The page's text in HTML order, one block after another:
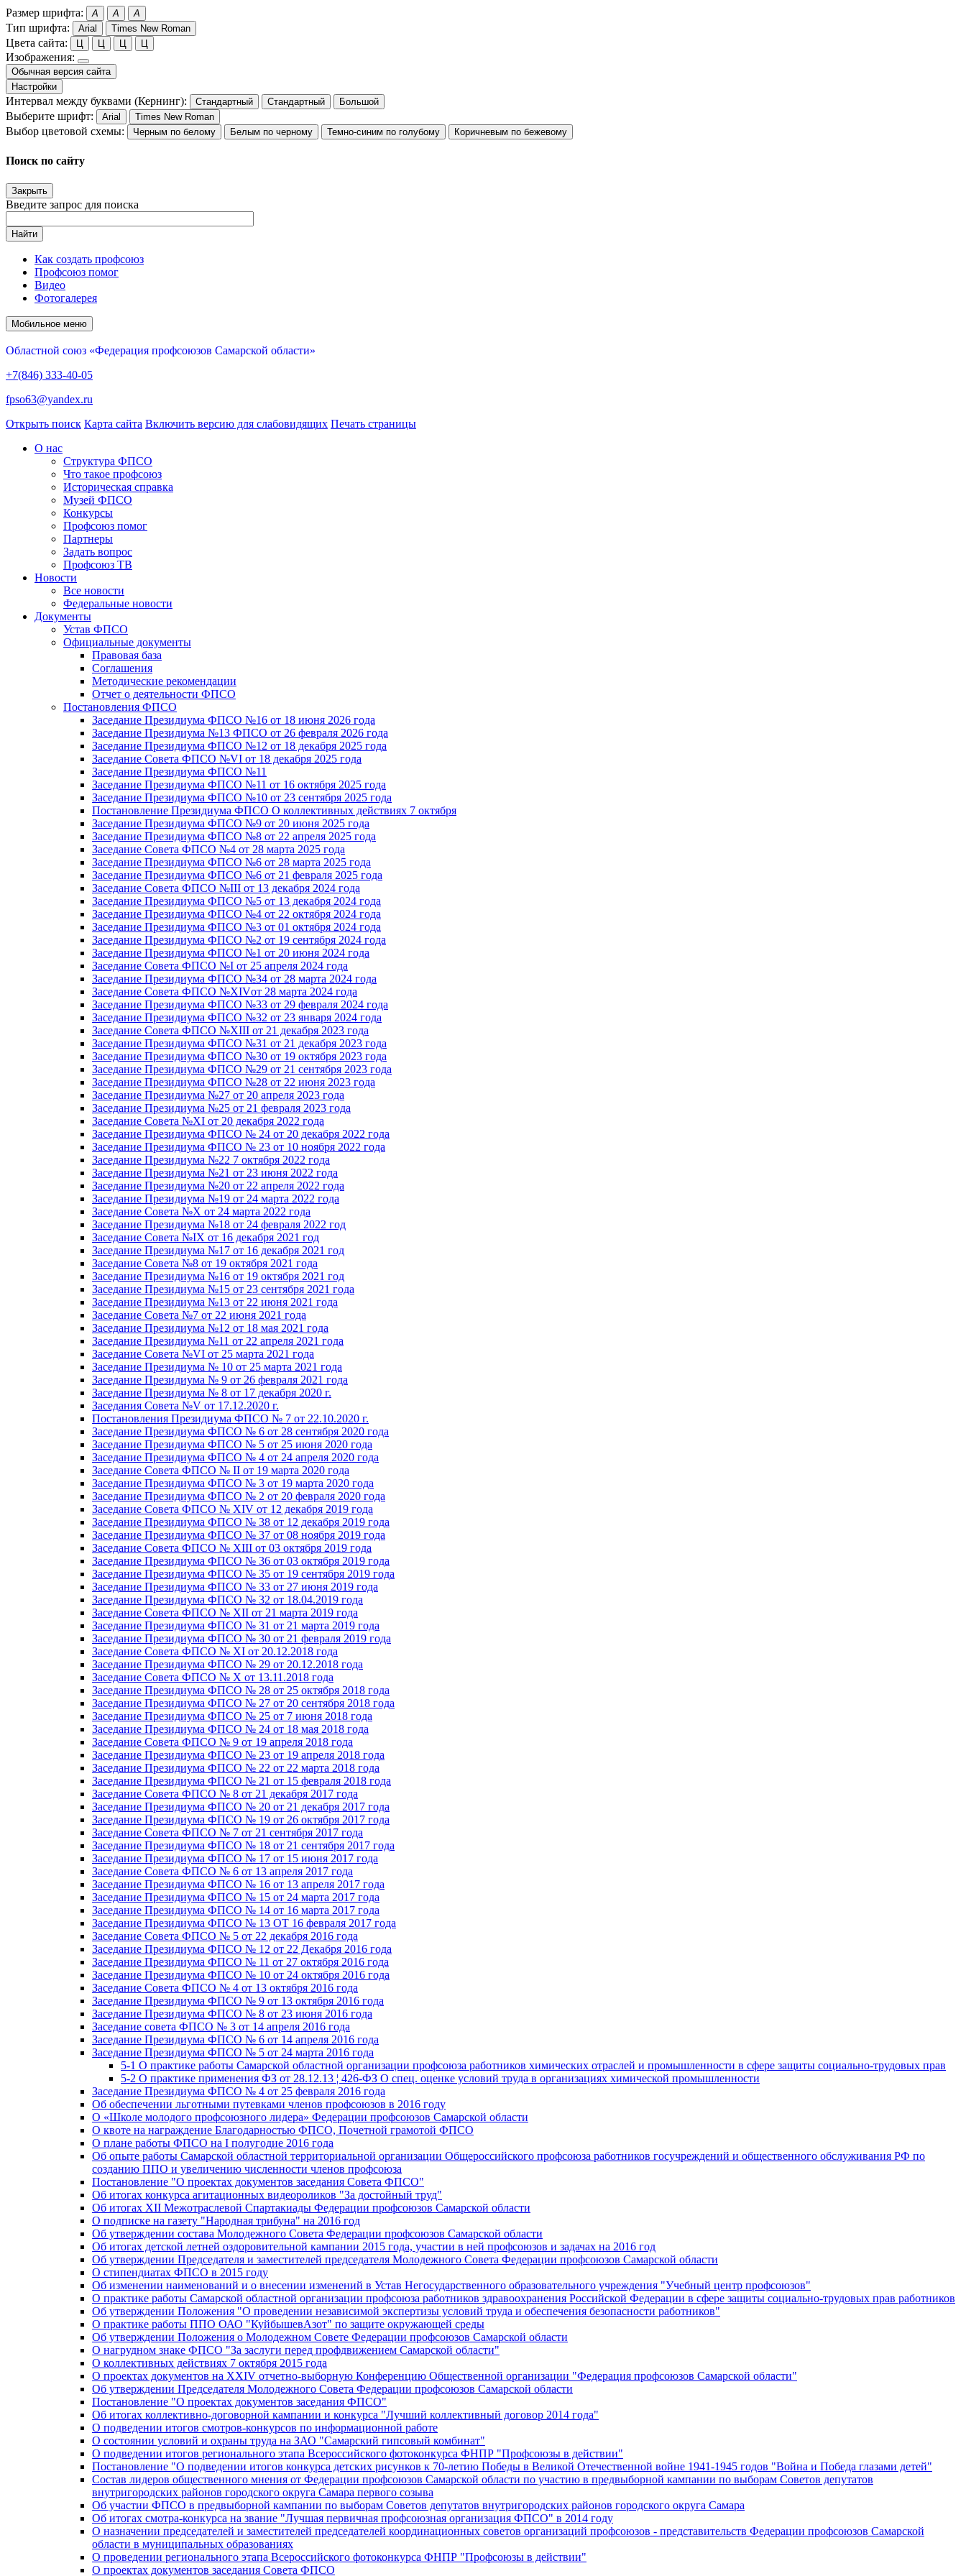
Размер шрифта: A A A
Тип шрифта: Arial Times New Roman
Цвета сайта: Ц Ц Ц Ц
Изображения:
Обычная версия сайта
Настройки
Интервал между буквами (Кернинг): Стандартный Стандартный Большой
Выберите шрифт: Arial Times New Roman
Выбор цветовой схемы: Черным по белому Белым по черному Темно-синим по голубому Коричневым по бежевому
Поиск по сайту
Закрыть
Введите запрос для поиска
Найти
Как создать профсоюз
Профсоюз помог
Видео
Фотогалерея
Мобильное меню
Областной союз «Федерация профсоюзов Самарской области»
+7(846) 333-40-05
fpso63@yandex.ru
Открыть поиск Карта сайта Включить версию для слабовидящих Печать страницы
О нас
Структура ФПСО
Что такое профсоюз
Историческая справка
Музей ФПСО
Конкурсы
Профсоюз помог
Партнеры
Задать вопрос
Профсоюз ТВ
Новости
Все новости
Федеральные новости
Документы
Устав ФПСО
Официальные документы
Правовая база
Соглашения
Методические рекомендации
Отчет о деятельности ФПСО
Постановления ФПСО
Заседание Президиума ФПСО №16 от 18 июня 2026 года
Заседание Президиума №13 ФПСО от 26 февраля 2026 года
Заседание Президиума ФПСО №12 от 18 декабря 2025 года
Заседание Совета ФПСО №VI от 18 декабря 2025 года
Заседание Президиума ФПСО №11
Заседание Президиума ФПСО №11 от 16 октября 2025 года
Заседание Президиума ФПСО №10 от 23 сентября 2025 года
Постановление Президиума ФПСО О коллективных действиях 7 октября
Заседание Президиума ФПСО №9 от 20 июня 2025 года
Заседание Президиума ФПСО №8 от 22 апреля 2025 года
Заседание Совета ФПСО №4 от 28 марта 2025 года
Заседание Президиума ФПСО №6 от 28 марта 2025 года
Заседание Президиума ФПСО №6 от 21 февраля 2025 года
Заседание Совета ФПСО №III от 13 декабря 2024 года
Заседание Президиума ФПСО №5 от 13 декабря 2024 года
Заседание Президиума ФПСО №4 от 22 октября 2024 года
Заседание Президиума ФПСО №3 от 01 октября 2024 года
Заседание Президиума ФПСО №2 от 19 сентября 2024 года
Заседание Президиума ФПСО №1 от 20 июня 2024 года
Заседание Совета ФПСО №I от 25 апреля 2024 года
Заседание Президиума ФПСО №34 от 28 марта 2024 года
Заседание Совета ФПСО №XIVот 28 марта 2024 года
Заседание Президиума ФПСО №33 от 29 февраля 2024 года
Заседание Президиума ФПСО №32 от 23 января 2024 года
Заседание Совета ФПСО №XIII от 21 декабря 2023 года
Заседание Президиума ФПСО №31 от 21 декабря 2023 года
Заседание Президиума ФПСО №30 от 19 октября 2023 года
Заседание Президиума ФПСО №29 от 21 сентября 2023 года
Заседание Президиума ФПСО №28 от 22 июня 2023 года
Заседание Президиума №27 от 20 апреля 2023 года
Заседание Президиума №25 от 21 февраля 2023 года
Заседание Совета №XI от 20 декабря 2022 года
Заседание Президиума ФПСО № 24 от 20 декабря 2022 года
Заседание Президиума ФПСО № 23 от 10 ноября 2022 года
Заседание Президиума №22 7 октября 2022 года
Заседание Президиума №21 от 23 июня 2022 года
Заседание Президиума №20 от 22 апреля 2022 года
Заседание Президиума №19 от 24 марта 2022 года
Заседание Совета №X от 24 марта 2022 года
Заседание Президиума №18 от 24 февраля 2022 год
Заседание Совета №IX от 16 декабря 2021 год
Заседание Президиума №17 от 16 декабря 2021 год
Заседание Совета №8 от 19 октября 2021 года
Заседание Президиума №16 от 19 октября 2021 год
Заседание Президиума №15 от 23 сентября 2021 года
Заседание Президиума №13 от 22 июня 2021 года
Заседание Совета №7 от 22 июня 2021 года
Заседание Президиума №12 от 18 мая 2021 года
Заседание Президиума №11 от 22 апреля 2021 года
Заседание Совета №VI от 25 марта 2021 года
Заседание Президиума № 10 от 25 марта 2021 года
Заседание Президиума № 9 от 26 февраля 2021 года
Заседание Президиума № 8 от 17 декабря 2020 г.
Заседания Совета №V от 17.12.2020 г.
Постановления Президиума ФПСО № 7 от 22.10.2020 г.
Заседание Президиума ФПСО № 6 от 28 сентября 2020 года
Заседание Президиума ФПСО № 5 от 25 июня 2020 года
Заседание Президиума ФПСО № 4 от 24 апреля 2020 года
Заседание Совета ФПСО № II от 19 марта 2020 года
Заседание Президиума ФПСО № 3 от 19 марта 2020 года
Заседание Президиума ФПСО № 2 от 20 февраля 2020 года
Заседание Совета ФПСО № XIV от 12 декабря 2019 года
Заседание Президиума ФПСО № 38 от 12 декабря 2019 года
Заседание Президиума ФПСО № 37 от 08 ноября 2019 года
Заседание Совета ФПСО № XIII от 03 октября 2019 года
Заседание Президиума ФПСО № 36 от 03 октября 2019 года
Заседание Президиума ФПСО № 35 от 19 сентября 2019 года
Заседание Президиума ФПСО № 33 от 27 июня 2019 года
Заседание Президиума ФПСО № 32 от 18.04.2019 года
Заседание Совета ФПСО № XII от 21 марта 2019 года
Заседание Президиума ФПСО № 31 от 21 марта 2019 года
Заседание Президиума ФПСО № 30 от 21 февраля 2019 года
Заседание Совета ФПСО № XI от 20.12.2018 года
Заседание Президиума ФПСО № 29 от 20.12.2018 года
Заседание Совета ФПСО № X от 13.11.2018 года
Заседание Президиума ФПСО № 28 от 25 октября 2018 года
Заседание Президиума ФПСО № 27 от 20 сентября 2018 года
Заседание Президиума ФПСО № 25 от 7 июня 2018 года
Заседание Президиума ФПСО № 24 от 18 мая 2018 года
Заседание Совета ФПСО № 9 от 19 апреля 2018 года
Заседание Президиума ФПСО № 23 от 19 апреля 2018 года
Заседание Президиума ФПСО № 22 от 22 марта 2018 года
Заседание Президиума ФПСО № 21 от 15 февраля 2018 года
Заседание Совета ФПСО № 8 от 21 декабря 2017 года
Заседание Президиума ФПСО № 20 от 21 декабря 2017 года
Заседание Президиума ФПСО № 19 от 26 октября 2017 года
Заседание Совета ФПСО № 7 от 21 сентября 2017 года
Заседание Президиума ФПСО № 18 от 21 сентября 2017 года
Заседание Президиума ФПСО № 17 от 15 июня 2017 года
Заседание Совета ФПСО № 6 от 13 апреля 2017 года
Заседание Президиума ФПСО № 16 от 13 апреля 2017 года
Заседание Президиума ФПСО № 15 от 24 марта 2017 года
Заседание Президиума ФПСО № 14 от 16 марта 2017 года
Заседание Президиума ФПСО № 13 ОТ 16 февраля 2017 года
Заседание Совета ФПСО № 5 от 22 декабря 2016 года
Заседание Президиума ФПСО № 12 от 22 Декабря 2016 года
Заседание Президиума ФПСО № 11 от 27 октября 2016 года
Заседание Президиума ФПСО № 10 от 24 октября 2016 года
Заседание Совета ФПСО № 4 от 13 октября 2016 года
Заседание Президиума ФПСО № 9 от 13 октября 2016 года
Заседание Президиума ФПСО № 8 от 23 июня 2016 года
Заседание совета ФПСО № 3 от 14 апреля 2016 года
Заседание Президиума ФПСО № 6 от 14 апреля 2016 года
Заседание Президиума ФПСО № 5 от 24 марта 2016 года
5-1 О практике работы Самарской областной организации профсоюза работников химических отраслей и промышленности в сфере защиты социально-трудовых прав
5-2 О практике применения ФЗ от 28.12.13 ¦ 426-ФЗ О спец. оценке условий труда в организациях химической промышленности
Заседание Президиума ФПСО № 4 от 25 февраля 2016 года
Об обеспечении льготными путевками членов профсоюзов в 2016 году
О «Школе молодого профсоюзного лидера» Федерации профсоюзов Самарской области
О квоте на награждение Благодарностью ФПСО, Почетной грамотой ФПСО
О плане работы ФПСО на I полугодие 2016 года
Об опыте работы Самарской областной территориальной организации Общероссийского профсоюза работников госучреждений и общественного обслуживания РФ по
созданию ППО и увеличению численности членов профсоюза
Постановление "О проектах документов заседания Совета ФПСО"
Об итогах конкурса агитационных видеороликов "За достойный труд"
Об итогах XII Межотраслевой Спартакиады Федерации профсоюзов Самарской области
О подписке на газету "Народная трибуна" на 2016 год
Об утверждении состава Молодежного Совета Федерации профсоюзов Самарской области
Об итогах детской летней оздоровительной кампании 2015 года, участии в ней профсоюзов и задачах на 2016 год
Об утверждении Председателя и заместителей председателя Молодежного Совета Федерации профсоюзов Самарской области
О стипендиатах ФПСО в 2015 году
Об изменении наименований и о внесении изменений в Устав Негосударственного образовательного учреждения "Учебный центр профсоюзов"
О практике работы Самарской областной организации профсоюза работников здравоохранения Российской Федерации в сфере защиты социально-трудовых прав работников
Об утверждении Положения "О проведении независимой экспертизы условий труда и обеспечения безопасности работников"
О практике работы ППО ОАО "КуйбышевАзот" по защите окружающей среды
Об утверждении Положения о Молодежном Совете Федерации профсоюзов Самарской области
О нагрудном знаке ФПСО "За заслуги перед профдвижением Самарской области"
О коллективных действиях 7 октября 2015 года
О проектах документов на XXIV отчетно-выборную Конференцию Общественной организации "Федерация профсоюзов Самарской области"
Об утверждении Председателя Молодежного Совета Федерации профсоюзов Самарской области
Постановление "О проектах документов заседания ФПСО"
Об итогах коллективно-договорной кампании и конкурса "Лучший коллективный договор 2014 года"
О подведении итогов смотров-конкурсов по информационной работе
О состоянии условий и охраны труда на ЗАО "Самарский гипсовый комбинат"
О подведении итогов регионального этапа Всероссийского фотоконкурса ФНПР "Профсоюзы в действии"
Постановление "О подведении итогов конкурса детских рисунков к 70-летию Победы в Великой Отечественной войне 1941-1945 годов "Война и Победа глазами детей"
Состав лидеров общественного мнения от Федерации профсоюзов Самарской области по участию в предвыборной кампании по выборам Советов депутатов
внутригородских районов городского округа Самара первого созыва
Об участии ФПСО в предвыборной кампании по выборам Советов депутатов внутригородских районов городского округа Самара
Об итогах смотра-конкурса на звание "Лучшая первичная профсоюзная организация ФПСО" в 2014 году
О назначении председателей и заместителей председателей координационных советов организаций профсоюзов - представительств Федерации профсоюзов Самарской
области в муниципальных образованиях
О проведении регионального этапа Всероссийского фотоконкурса ФНПР "Профсоюзы в действии"
О проектах документов заседания Совета ФПСО